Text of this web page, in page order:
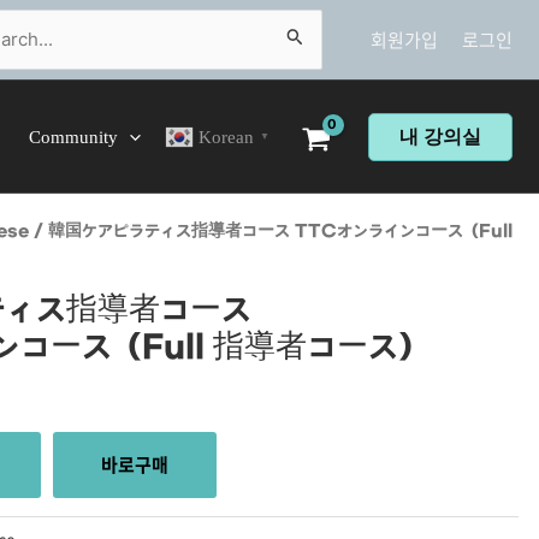
회원가입 로그인
Community Korean ▼ 내 강의실
/ 韓国ケアピラティス指導者コース TTCオンラインコース（Full
ス指導者コース
ース（Full 指導者コース）
바로구매